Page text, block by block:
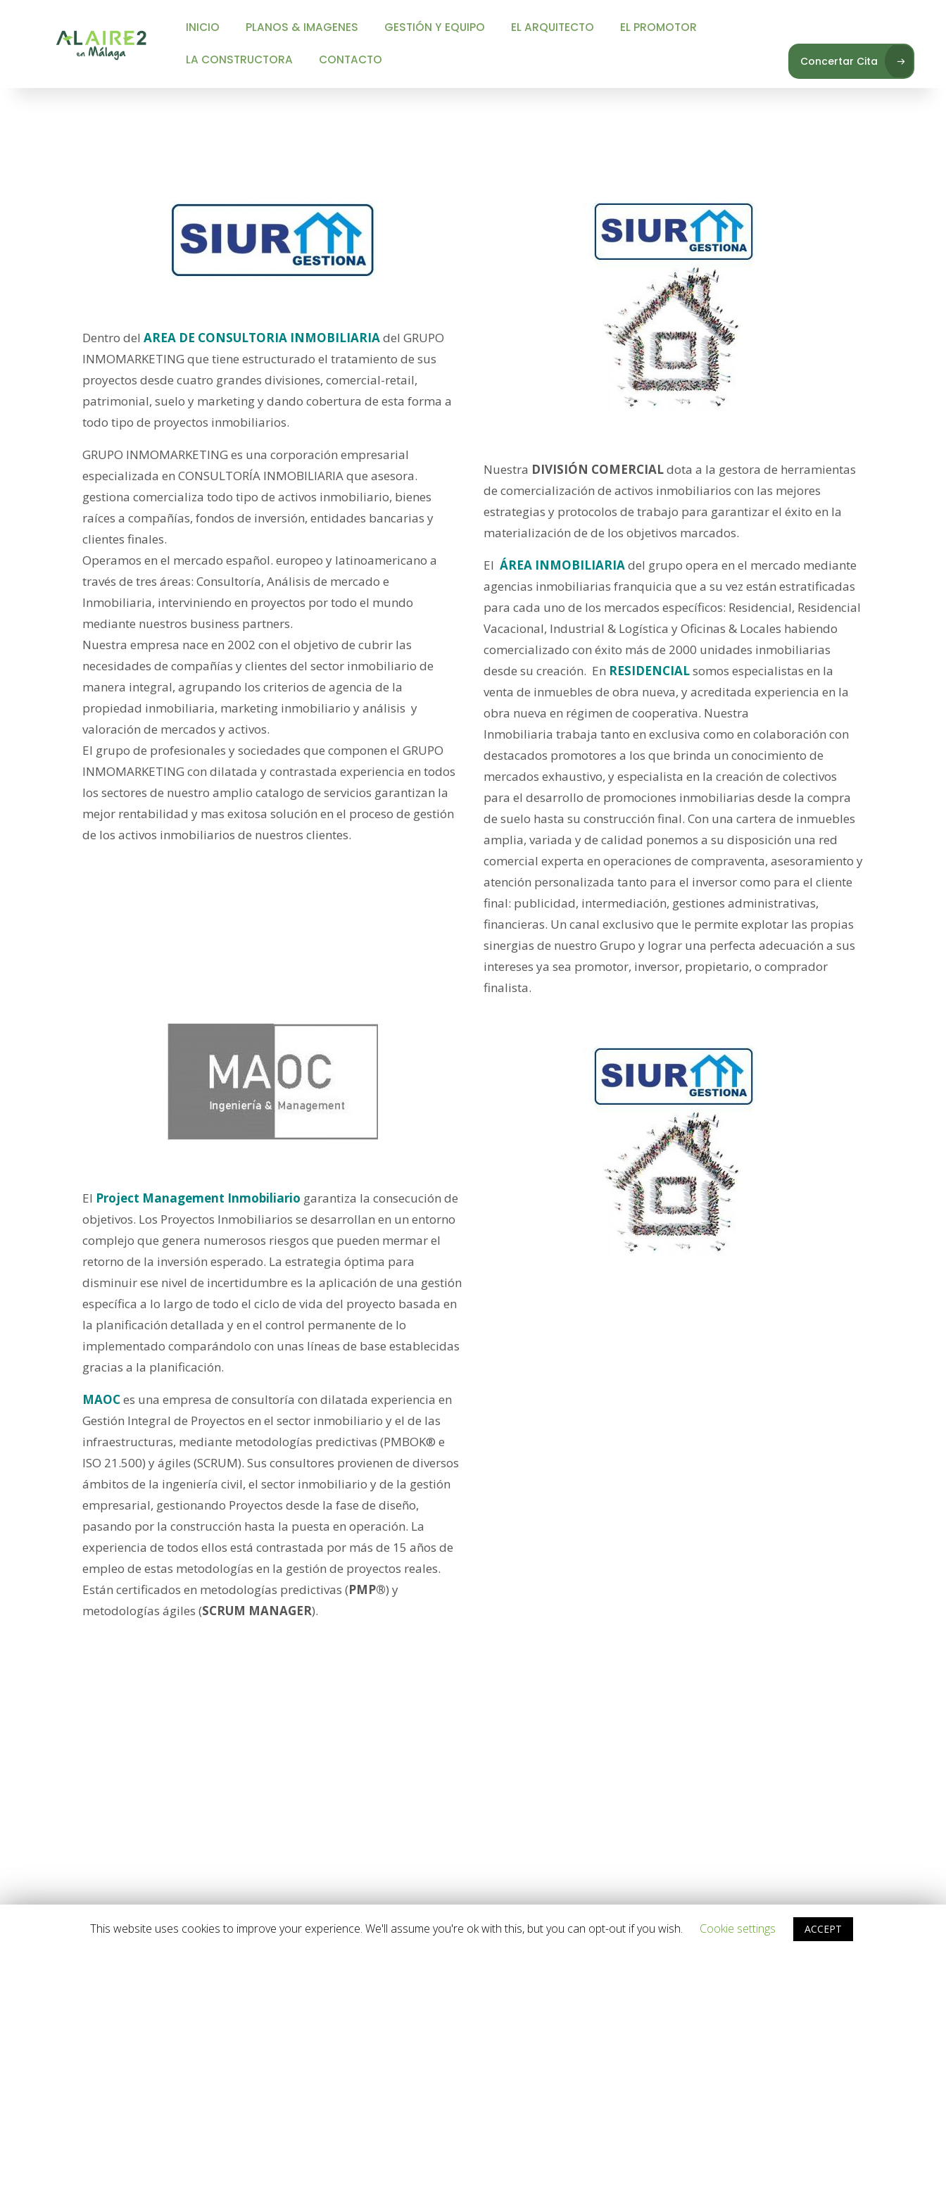
INICIO PLANOS & IMAGENES GESTIÓN Y EQUIPO EL ARQUITECTO EL PROMOTOR
LA CONSTRUCTORA CONTACTO
Concertar Cita
Dentro del AREA DE CONSULTORIA INMOBILIARIAdel GRUPO
INMOMARKETING que tiene estructurado el tratamiento de sus
proyectos desde cuatro grandes divisiones, comercial-retail,
patrimonial, suelo y marketing y dando cobertura de esta forma a
todo tipo de proyectos inmobiliarios.
GRUPO INMOMARKETING es una corporación empresarial
especializada en CONSULTORÍA INMOBILIARIA que asesora.
gestiona comercializa todo tipo de activos inmobiliario, bienes
raíces a compañías, fondos de inversión, entidades bancarias y
clientes finales.
Operamos en el mercado español. europeo y latinoamericano a
través de tres áreas: Consultoría, Análisis de mercado e
Inmobiliaria, interviniendo en proyectos por todo el mundo
mediante nuestros business partners.
Nuestra empresa nace en 2002 con el objetivo de cubrir las
necesidades de compañías y clientes del sector inmobiliario de
manera integral, agrupando los criterios de agencia de la
propiedad inmobiliaria, marketing inmobiliario y análisis y
valoración de mercados y activos.
El grupo de profesionales y sociedades que componen el GRUPO
INMOMARKETING con dilatada y contrastada experiencia en todos
los sectores de nuestro amplio catalogo de servicios garantizan la
mejor rentabilidad y mas exitosa solución en el proceso de gestión
de los activos inmobiliarios de nuestros clientes.
Nuestra DIVISIÓN COMERCIALdota a la gestora de herramientas
de comercialización de activos inmobiliarios con las mejores
estrategias y protocolos de trabajo para garantizar el éxito en la
materialización de de los objetivos marcados.
El ÁREA INMOBILIARIAdel grupo opera en el mercado mediante
agencias inmobiliarias franquicia que a su vez están estratificadas
para cada uno de los mercados específicos: Residencial, Residencial
Vacacional, Industrial & Logística y Oficinas & Locales habiendo
comercializado con éxito más de 2000 unidades inmobiliarias
desde su creación. En RESIDENCIALsomos especialistas en la
venta de inmuebles de obra nueva, y acreditada experiencia en la
obra nueva en régimen de cooperativa. Nuestra
Inmobiliaria trabaja tanto en exclusiva como en colaboración con
destacados promotores a los que brinda un conocimiento de
mercados exhaustivo, y especialista en la creación de colectivos
para el desarrollo de promociones inmobiliarias desde la compra
de suelo hasta su construcción final. Con una cartera de inmuebles
amplia, variada y de calidad ponemos a su disposición una red
comercial experta en operaciones de compraventa, asesoramiento y
atención personalizada tanto para el inversor como para el cliente
final: publicidad, intermediación, gestiones administrativas,
financieras. Un canal exclusivo que le permite explotar las propias
sinergias de nuestro Grupo y lograr una perfecta adecuación a sus
intereses ya sea promotor, inversor, propietario, o comprador
finalista.
El Project Management Inmobiliario garantiza la consecución de
objetivos. Los Proyectos Inmobiliarios se desarrollan en un entorno
complejo que genera numerosos riesgos que pueden mermar el
retorno de la inversión esperado. La estrategia óptima para
disminuir ese nivel de incertidumbre es la aplicación de una gestión
específica a lo largo de todo el ciclo de vida del proyecto basada en
la planificación detallada y en el control permanente de lo
implementado comparándolo con unas líneas de base establecidas
gracias a la planificación.
MAOCes una empresa de consultoría con dilatada experiencia en
Gestión Integral de Proyectos en el sector inmobiliario y el de las
infraestructuras, mediante metodologías predictivas (PMBOK® e
ISO 21.500) y ágiles (SCRUM). Sus consultores provienen de diversos
ámbitos de la ingeniería civil, el sector inmobiliario y de la gestión
empresarial, gestionando Proyectos desde la fase de diseño,
pasando por la construcción hasta la puesta en operación. La
experiencia de todos ellos está contrastada por más de 15 años de
empleo de estas metodologías en la gestión de proyectos reales.
Están certificados en metodologías predictivas (PMP®) y
metodologías ágiles (SCRUM MANAGER).
This website uses cookies to improve your experience. We'll assume you're ok with this, but you can opt-out if you wish. Cookie settings ACCEPT